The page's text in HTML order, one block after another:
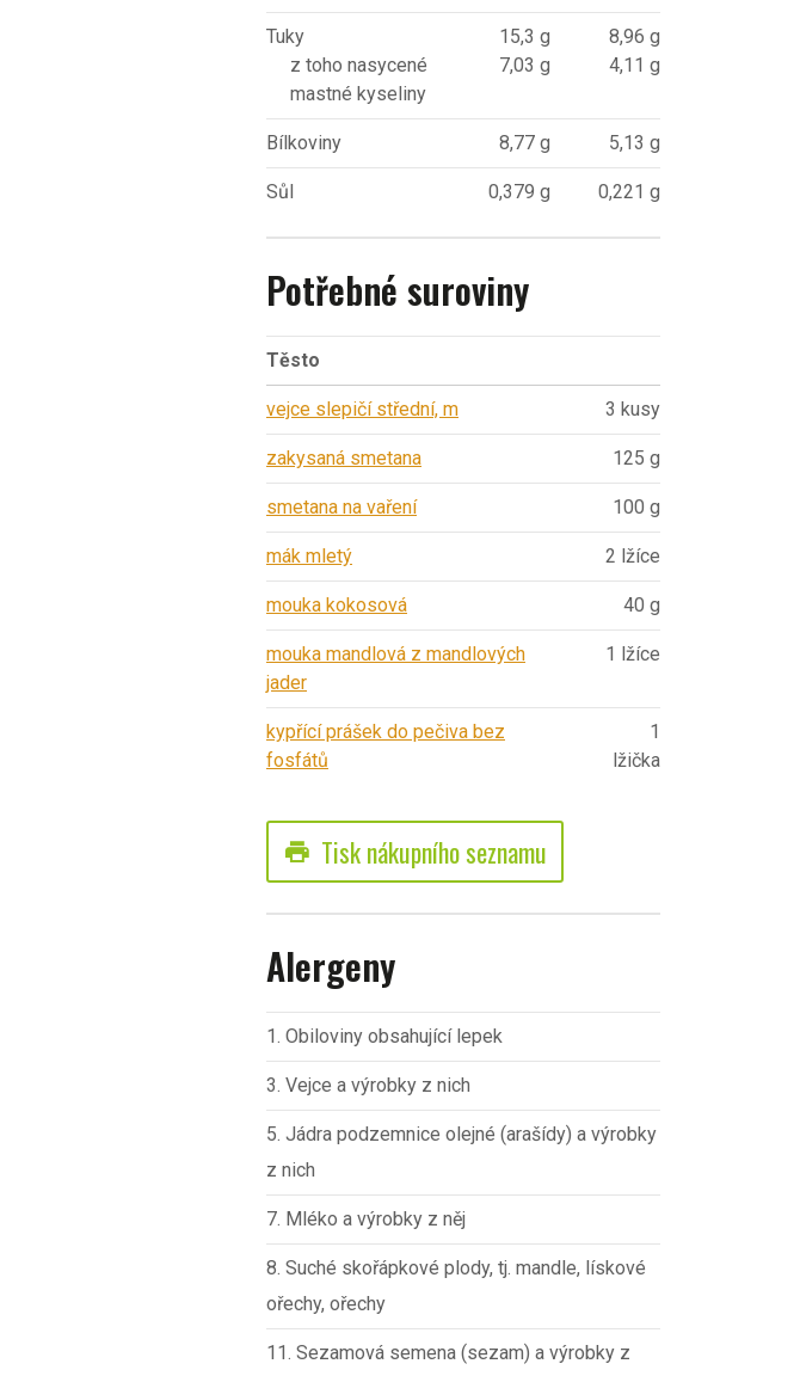
Tuky
z toho nasycené
mastné kyseliny
15,3 g
7,03 g
8,96 g
4,11 g
Bílkoviny 8,77 g 5,13 g
Sůl 0,379 g 0,221 g
Potřebné suroviny
Těsto
vejce slepičí střední, m 3 kusy
zakysaná smetana 125 g
smetana na vaření 100 g
mák mletý 2 lžíce
mouka kokosová 40 g
mouka mandlová z mandlových
jader
1 lžíce
kypřící prášek do pečiva bez
fosfátů
1
lžička
print Tisk nákupního seznamu
Alergeny
1. Obiloviny obsahující lepek
3. Vejce a výrobky z nich
5. Jádra podzemnice olejné (arašídy) a výrobky
z nich
7. Mléko a výrobky z něj
8. Suché skořápkové plody, tj. mandle, lískové
ořechy, ořechy
11. Sezamová semena (sezam) a výrobky z